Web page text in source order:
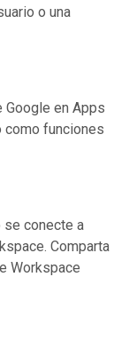
o una
Google en Apps
como funciones
se conecte a
Comparta
Workspace